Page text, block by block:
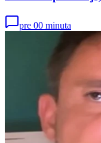
pre 00 minuta